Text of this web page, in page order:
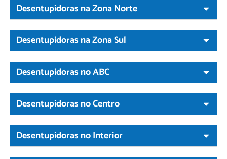
Desentupidoras na Zona Norte
Desentupidoras na Zona Sul
Desentupidoras no ABC
Desentupidoras no Centro
Desentupidoras no Interior